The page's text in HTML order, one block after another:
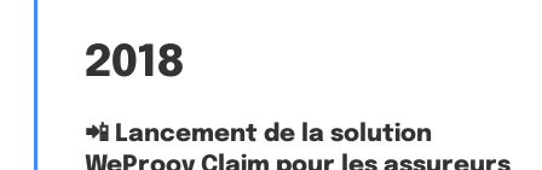
2018
📲 Lancement de la solution